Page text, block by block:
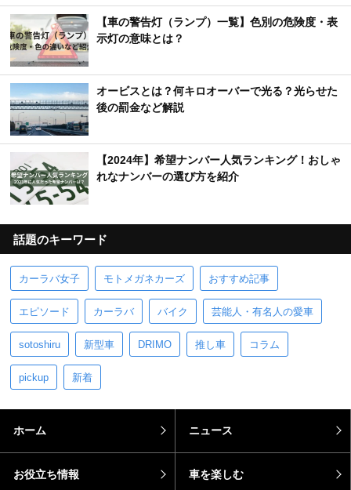
【車の警告灯（ランプ）一覧】色別の危険度・表
示灯の意味とは？
オービスとは？何キロオーバーで光る？光らせた
後の罰金など解説
【2024年】希望ナンバー人気ランキング！おしゃ
れなナンバーの選び方を紹介
話題のキーワード
カーラバ女子 モトメガネカーズ おすすめ記事
エピソード カーラバ バイク 芸能人・有名人の愛車
sotoshiru 新型車 DRIMO 推し車 コラム
pickup 新着
ホーム ニュース
お役立ち情報 車を楽しむ